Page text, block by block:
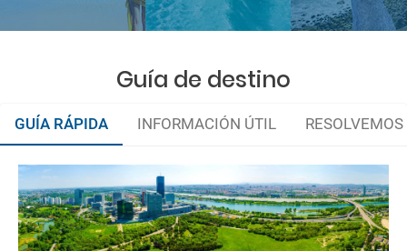
Guía de destino
GUÍA RÁPIDA INFORMACIÓN ÚTIL
Organiza tu viaje
Documentación y descuentos
¿Cómo llegar?
La documentación de tu reserva te será enviada por mail en el
momento que el pago de la reserva esté realizado completamente.